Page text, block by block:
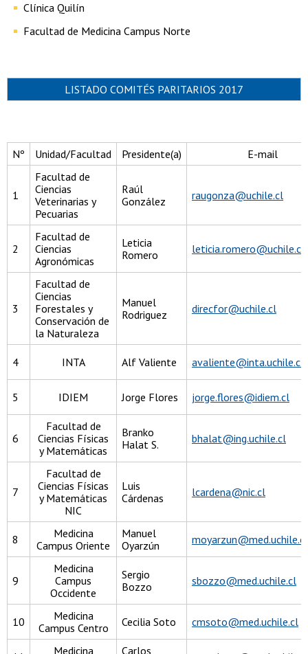
Clínica Quilín
Facultad de Medicina Campus Norte
LISTADO COMITÉS PARITARIOS 2017
Nº Unidad/Facultad Presidente(a) E-mail
1
Facultad de
Ciencias
Veterinarias y
Pecuarias
Raúl
González
raugonza@uchile.cl
2
Facultad de
Ciencias
Agronómicas
Leticia
Romero
leticia.romero@uchile.cl
3
Facultad de
Ciencias
Forestales y
Conservación de
la Naturaleza
Manuel
Rodriguez
direcfor@uchile.cl
4 INTA Alf Valiente avaliente@inta.uchile.cl
5 IDIEM Jorge Flores jorge.flores@idiem.cl
6
Facultad de
Ciencias Físicas
y Matemáticas
Branko
Halat S.
bhalat@ing.uchile.cl
7
Facultad de
Ciencias Físicas
y Matemáticas
NIC
Luis
Cárdenas
lcardena@nic.cl
8
Medicina
Campus Oriente
Manuel
Oyarzún
moyarzun@med.uchile.cl
9
Medicina
Campus
Occidente
Sergio
Bozzo
sbozzo@med.uchile.cl
10
Medicina
Campus Centro
Cecilia Soto cmsoto@med.uchile.cl
Medicina Carlos